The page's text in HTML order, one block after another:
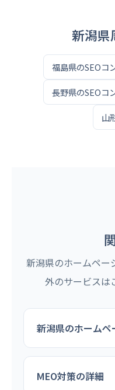
新潟県
福島県のSEOコ
長野県のSEOコ
山
新潟県のホームペー
外のサービスは
新潟県のホームペ
MEO対策の詳細